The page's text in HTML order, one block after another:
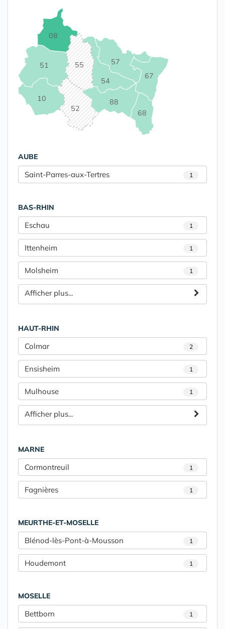
08
10
51
52
54
55 57
67
68
88
AUBE
Saint-Parres-aux-Tertres 1
BAS-RHIN
Eschau 1
Ittenheim 1
Molsheim 1
Afficher plus...
HAUT-RHIN
Colmar 2
Ensisheim 1
Mulhouse 1
Afficher plus...
MARNE
Cormontreuil 1
Fagnières 1
MEURTHE-ET-MOSELLE
Blénod-lès-Pont-à-Mousson 1
Houdemont 1
MOSELLE
Bettborn 1